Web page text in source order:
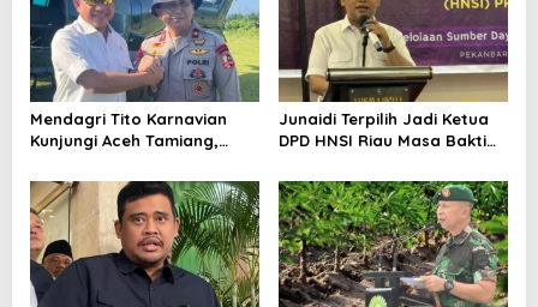
Mendagri Tito Karnavian
Kunjungi Aceh Tamiang,
Dorong Pascabanjir
Junaidi Terpilih Jadi Ketua
DPD HNSI Riau Masa Bakti